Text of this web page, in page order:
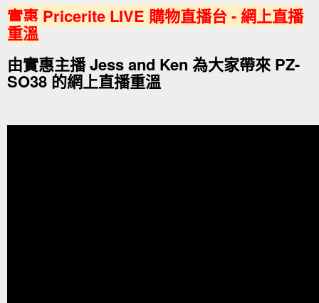
實惠 Pricerite LIVE 購物直播台 - 網上直播
重溫
由實惠主播 Jess and Ken 為大家帶來 PZ-
SO38 的網上直播重溫